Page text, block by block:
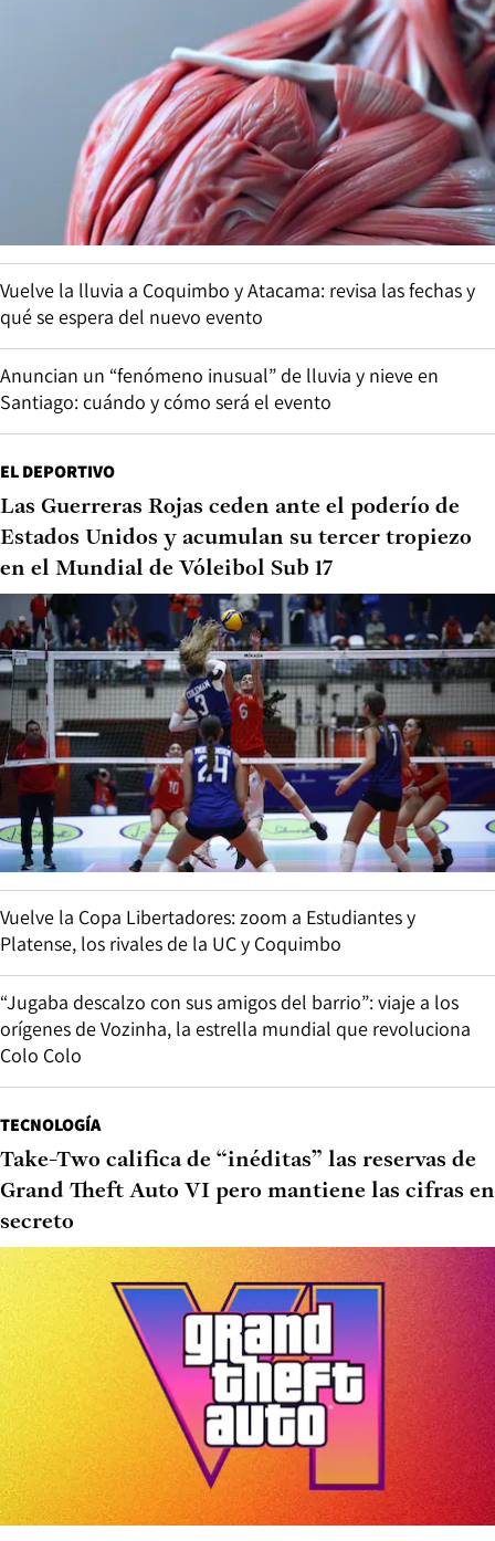
Vuelve la lluvia a Coquimbo y Atacama: revisa las fechas y
qué se espera del nuevo evento
Anuncian un “fenómeno inusual” de lluvia y nieve en
Santiago: cuándo y cómo será el evento
EL DEPORTIVO
Las Guerreras Rojas ceden ante el poderío de
Estados Unidos y acumulan su tercer tropiezo
en el Mundial de Vóleibol Sub 17
Vuelve la Copa Libertadores: zoom a Estudiantes y
Platense, los rivales de la UC y Coquimbo
“Jugaba descalzo con sus amigos del barrio”: viaje a los
orígenes de Vozinha, la estrella mundial que revoluciona
Colo Colo
TECNOLOGÍA
Take-Two califica de “inéditas” las reservas de
Grand Theft Auto VI pero mantiene las cifras en
secreto